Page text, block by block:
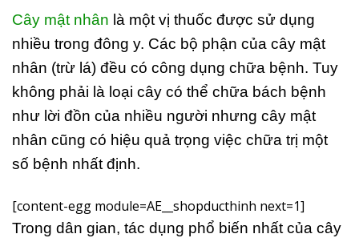
Cây mật nhân là một vị thuốc được sử dụng
nhiều trong đông y. Các bộ phận của cây mật
nhân (trừ lá) đều có công dụng chữa bệnh. Tuy
không phải là loại cây có thể chữa bách bệnh
như lời đồn của nhiều người nhưng cây mật
nhân cũng có hiệu quả trọng việc chữa trị một
số bệnh nhất định.
[content-egg module=AE__shopducthinh next=1]
Trong dân gian, tác dụng phổ biến nhất của cây